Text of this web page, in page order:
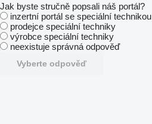
Jak byste stručně popsali náš portál?
inzertní portál se speciální technikou
prodejce speciální techniky
výrobce speciální techniky
neexistuje správná odpověď
Vyberte odpověď